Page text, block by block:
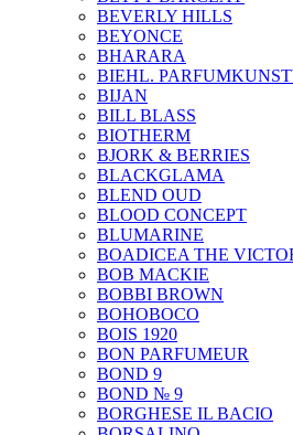
BEVERLY HILLS
BEYONCE
BHARARA
BIEHL.
BIJAN
BILL BLASS
BIOTHERM
BJORK & BERRIES
BLACKGLAMA
BLEND OUD
BLOOD CONCEPT
BLUMARINE
BOADICEA THE
BOB MACKIE
BOBBI BROWN
BOHOBOCO
BOIS 1920
BON PARFUMEUR
BOND 9
BOND № 9
BORGHESE IL BACIO